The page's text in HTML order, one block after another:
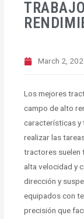
March 2,
Los mejores
campo de alto
características y
realizar las
tractores suelen
alta velocidad y
dirección y
equipados con
precisión que